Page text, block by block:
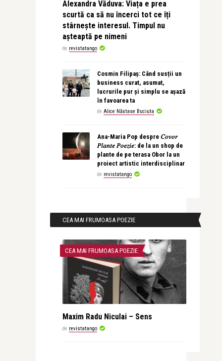
Alexandra Văduva: Viața e prea
scurtă ca să nu încerci tot ce îți
stârnește interesul. Timpul nu
așteaptă pe nimeni
de revistatango
Cosmin Filipaș: Când susții un
business curat, asumat,
lucrurile pur și simplu se așază
în favoarea ta
de Alice Năstase Buciuta
Ana-Maria Pop despre 𝐶𝑜𝑣𝑜𝑟
𝑃𝑙𝑎𝑛𝑡𝑒 𝑃𝑜𝑒𝑧𝑖𝑒: de la un shop de
plante de pe terasa Obor la un
proiect artistic interdisciplinar
de revistatango
CEA MAI FRUMOASA POEZIE
CEA MAI FRUMOASA POEZIE
Maxim Radu Niculai – Sens
de revistatango